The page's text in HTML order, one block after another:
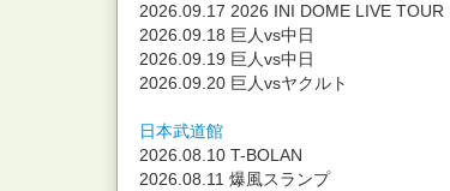
2026.09.17 2026 INI DOME LIVE TOUR
2026.09.18 巨人vs中日
2026.09.19 巨人vs中日
2026.09.20 巨人vsヤクルト
日本武道館
2026.08.10 T-BOLAN
2026.08.11 爆風スランプ